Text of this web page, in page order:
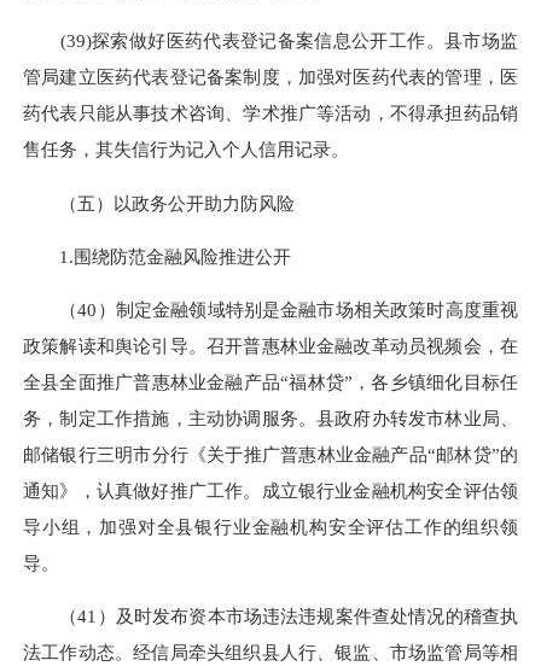
(39)探索做好医药代表登记备案信息公开工作。县市场监
管局建立医药代表登记备案制度，加强对医药代表的管理，医
药代表只能从事技术咨询、学术推广等活动，不得承担药品销
售任务，其失信行为记入个人信用记录。
（五）以政务公开助力防风险
1.围绕防范金融风险推进公开
（40）制定金融领域特别是金融市场相关政策时高度重视
政策解读和舆论引导。召开普惠林业金融改革动员视频会，在
全县全面推广普惠林业金融产品“福林贷”，各乡镇细化目标任
务，制定工作措施，主动协调服务。县政府办转发市林业局、
邮储银行三明市分行《关于推广普惠林业金融产品“邮林贷”的
通知》，认真做好推广工作。成立银行业金融机构安全评估领
导小组，加强对全县银行业金融机构安全评估工作的组织领
导。
（41）及时发布资本市场违法违规案件查处情况的稽查执
法工作动态。经信局牵头组织县人行、银监、市场监管局等相